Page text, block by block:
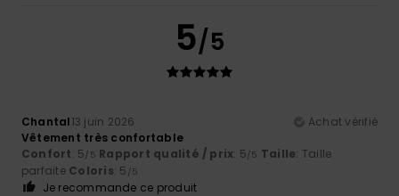
5/5
Chantal13 juin 2026
Achat vérifié
Vêtement très confortable
Confort: 5/5 Rapport qualité / prix: 5/5 Taille: Taille
parfaite Coloris: 5 /5
Je recommande ce produit